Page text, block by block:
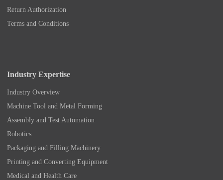
Return Authorization
Terms and Conditions
Industry Expertise
Industry Overview
Machine Tool and Metal Forming
Assembly and Test Automation
Robotics
Packaging and Filling Machinery
Printing and Converting Equipment
Medical and Health Care